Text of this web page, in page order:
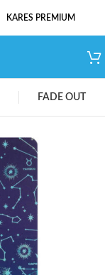
KARES PREMIUM
FADE OUT